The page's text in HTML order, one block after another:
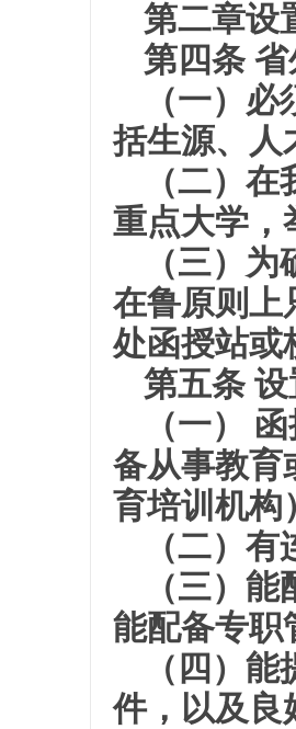
第二章设
第四条
（一）
括生源、人
（二）
重点大学，
（三）
在鲁原则上
处函授站或
第五条
（一）
备从事教育
育培训机构
（二）
（三）
能配备专职
（四）
件，以及良